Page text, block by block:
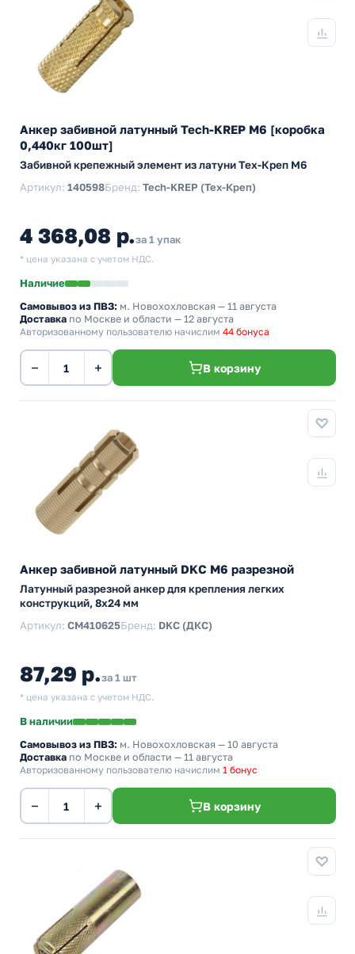
Анкер забивной латунный Tech-KREP М6 [коробка
0,440кг 100шт]
Забивной крепежный элемент из латуни Тех-Креп M6
Артикул: 140598Бренд: Tech-KREP (Тех-Креп)
4 368,08 р.за 1 упак
* цена указана с учетом НДС.
Наличие
Самовывоз из ПВЗ: м. Новохохловская — 11 августа
Доставка по Москве и области — 12 августа
Авторизованному пользователю начислим 44 бонуса
− + В корзину
Анкер забивной латунный DKC М6 разрезной
Латунный разрезной анкер для крепления легких
конструкций, 8x24 мм
Артикул: CM410625Бренд: DKC (ДКС)
87,29 р.за 1 шт
* цена указана с учетом НДС.
В наличии
Самовывоз из ПВЗ: м. Новохохловская — 10 августа
Доставка по Москве и области — 11 августа
Авторизованному пользователю начислим 1 бонус
− + В корзину